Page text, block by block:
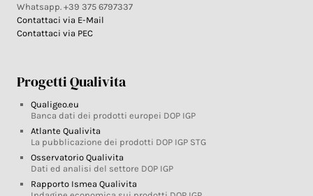
Whatsapp. +39 375 6797337
Contattaci via E-Mail
Contattaci via PEC
Progetti Qualivita
Qualigeo.eu
Banca dati dei prodotti europei DOP IGP
Atlante Qualivita
La pubblicazione dei prodotti DOP IGP STG
Osservatorio Qualivita
Dati ed analisi del settore DOP IGP
Rapporto Ismea Qualivita